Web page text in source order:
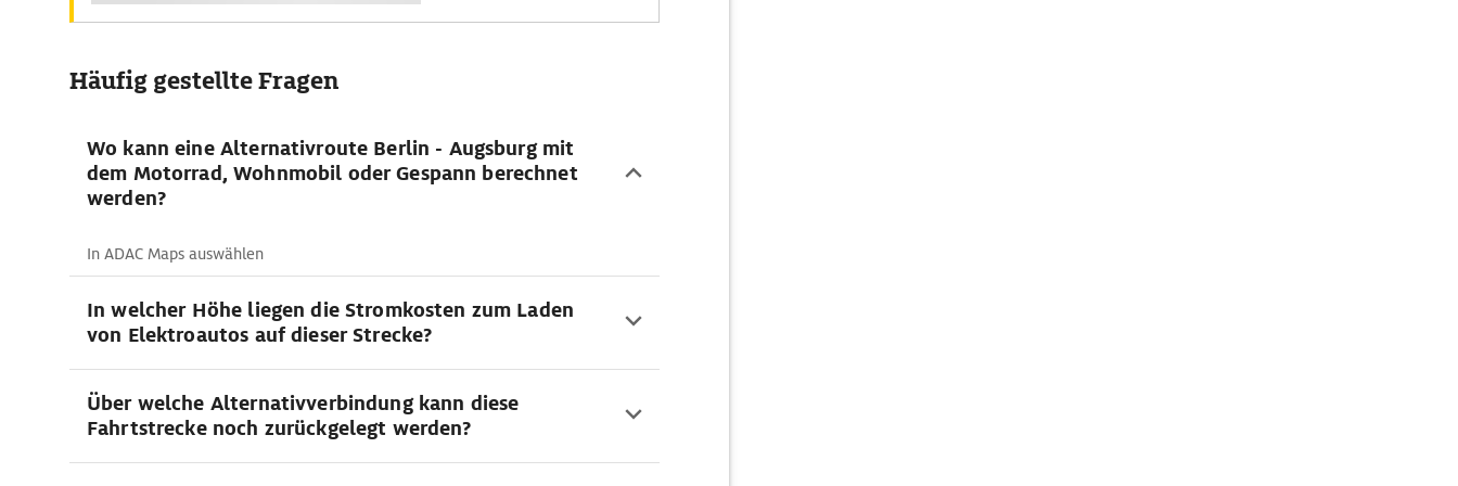
Häufig gestellte Fragen
Wo kann eine Alternativroute Berlin - Augsburg mit
dem Motorrad, Wohnmobil oder Gespann berechnet
werden?
In ADAC Maps auswählen
In welcher Höhe liegen die Stromkosten zum Laden
von Elektroautos auf dieser Strecke?
Über welche Alternativverbindung kann diese
Fahrtstrecke noch zurückgelegt werden?